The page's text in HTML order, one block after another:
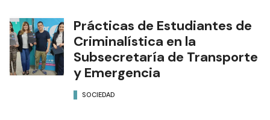
uso responsable de la
Inteligencia Artificial
SOCIEDAD
Prácticas de Estudiantes de